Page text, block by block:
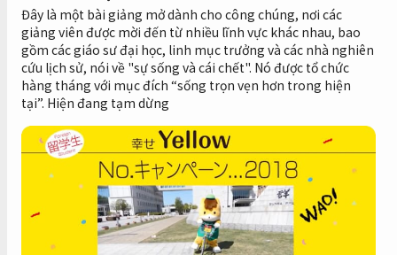
Đây là một bài giảng mở dành cho công chúng, nơi các
giảng viên được mời đến từ nhiều lĩnh vực khác nhau, bao
gồm các giáo sư đại học, linh mục trưởng và các nhà nghiên
cứu lịch sử, nói về "sự sống và cái chết". Nó được tổ chức
hàng tháng với mục đích “sống trọn vẹn hơn trong hiện
tại”. Hiện đang tạm dừng